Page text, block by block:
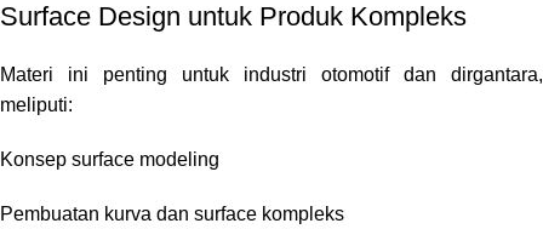
Surface Design untuk Produk Kompleks
Materi ini penting untuk industri otomotif dan dirgantara,
meliputi:
Konsep surface modeling
Pembuatan kurva dan surface kompleks